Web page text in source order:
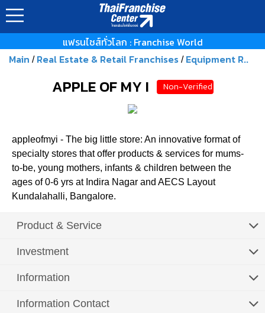
แฟรนไชส์ทั่วโลก : Franchise World
Main / Real Estate & Retail Franchises / Equipment R..
APPLE OF MY I Non-Verified
appleofmyi - The big little store: An innovative format of
specialty stores that offer products & services for mums-
to-be, young mothers, infants & children between the
ages of 0-6 yrs at Indira Nagar and AECS Layout
Kundalahalli, Bangalore.
Product & Service
Investment
Information
Information Contact